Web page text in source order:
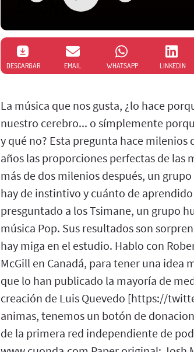
DESCARGAR EMAIL WHATSAPP LINKEDIN
La música que nos gusta, ¿lo hace
nuestro cerebro... o símplemente
y qué no? Esta pregunta hace milenios
años las proporciones perfectas de las
más de dos milenios después, un
hay de instintivo y cuánto de
presguntado a los Tsimane, un grupo
música Pop. Sus resultados son
hay miga en el estudio. Hablo con
McGill en Canadá, para tener una idea
que lo han publicado la mayoría de
creación de Luis Quevedo [https://
animas, tenemos un botón de
de la primera red independiente de